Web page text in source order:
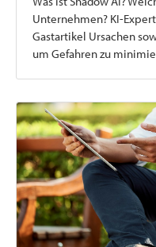
Unternehmen? KI-
Gastartikel Ursachen
um Gefahren zu